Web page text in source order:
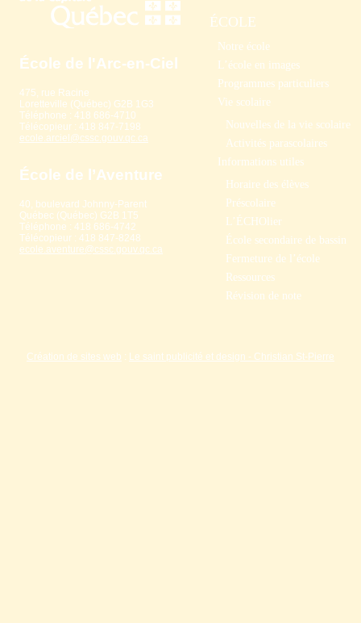
École de l'Arc-en-Ciel
475, rue Racine
Loretteville (Québec) G2B 1G3
Téléphone : 418 686-4710
Télécopieur : 418 847-7198
ecole.arciel@cssc.gouv.qc.ca
École de l’Aventure
40, boulevard Johnny-Parent
Québec (Québec) G2B 1T5
Téléphone : 418 686-4742
Télécopieur : 418 847-8248
ecole.aventure@cssc.gouv.qc.ca
ÉCOLE
Notre école
L’école en images
Programmes particuliers
Vie scolaire
Nouvelles de la vie scolaire
Activités parascolaires
Informations utiles
Horaire des élèves
Préscolaire
L’ÉCHOlier
École secondaire de bassin
Fermeture de l’école
Ressources
Révision de note
Création de sites web : Le saint publicité et design - Christian St-Pierre